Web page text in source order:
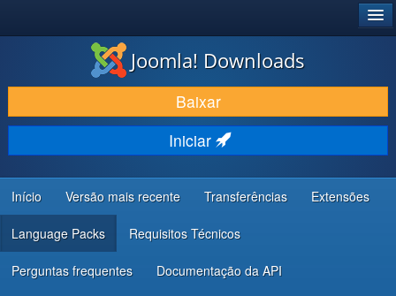
BAIXAR E APRIMORAR
DESCUBRA & APRENDA
COMUNIDADE & SUPORTE
RECURSOS PARA DESENVOLVEDORES
Joomla! Downloads
Baixar
Iniciar
Início Versão mais recente Transferências Extensões
Language Packs Requisitos Técnicos
Perguntas frequentes Documentação da API